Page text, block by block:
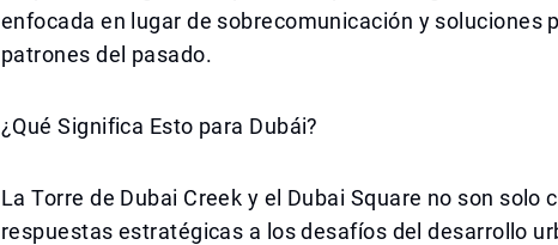
enfocada en lugar de sobrecomunicación y soluciones
patrones del pasado.
¿Qué Significa Esto para Dubái?
La Torre de Dubai Creek y el Dubai Square no son solo
respuestas estratégicas a los desafíos del desarrollo